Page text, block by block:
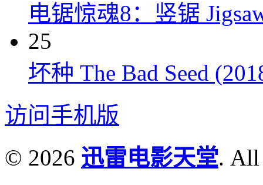
电锯惊魂8：竖锯
25
坏种 The Bad Seed
访问手机版
© 2026 迅雷电影天堂. All